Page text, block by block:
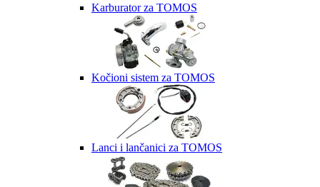
Karburator za TOMOS
Kočioni sistem za TOMOS
Lanci i lančanici za TOMOS